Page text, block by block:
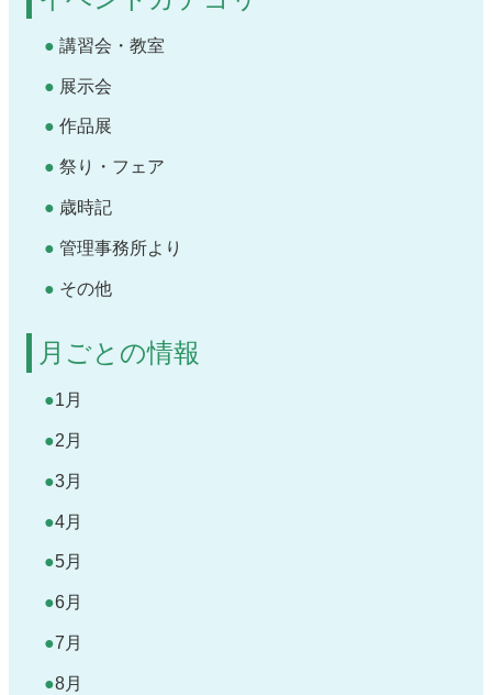
講習会・教室
展示会
作品展
祭り・フェア
歳時記
管理事務所より
その他
月ごとの情報
1月
2月
3月
4月
5月
6月
7月
8月